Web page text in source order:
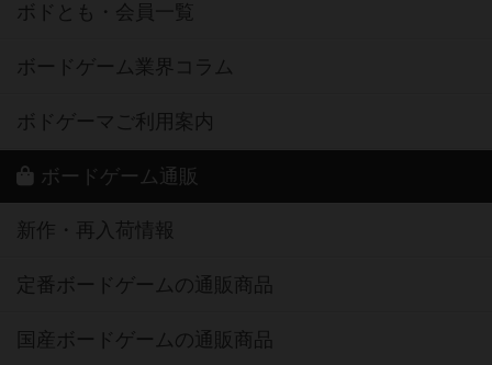
ボドとも・会員一覧
ボードゲーム業界コラム
ボドゲーマご利用案内
ボードゲーム通販
新作・再入荷情報
定番ボードゲームの通販商品
国産ボードゲームの通販商品